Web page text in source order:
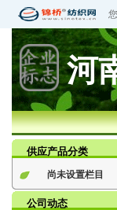
河
供应产品分类
尚未设置栏目
公司动态